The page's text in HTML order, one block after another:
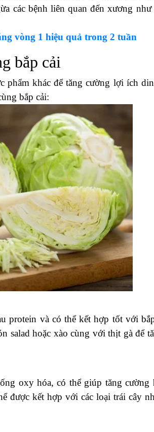
các bệnh liên quan đến xương
vòng 1 hiệu quả trong 2 tuần
bắp cải
phẩm khác để tăng cường lợi ích
bắp cải:
protein và có thể kết hợp tốt với
salad hoặc xào cùng với thịt gà để
oxy hóa, có thể giúp tăng cường
được kết hợp với các loại trái cây